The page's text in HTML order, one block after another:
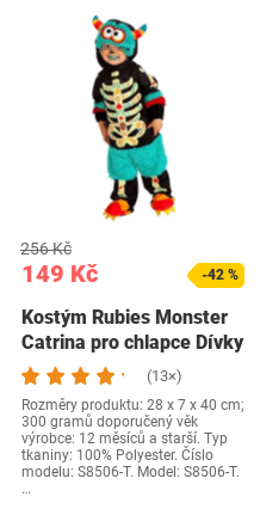
149 Kč
256 Kč
-42 %
Kostým Rubies Monster
Catrina pro chlapce Dívky
Velikost…
(13×)
Rozměry produktu: 28 x 7 x 40 cm;
300 gramů doporučený věk
výrobce: 12 měsíců a starší. Typ
tkaniny: 100% Polyester. Číslo
modelu: S8506-T. Model: S8506-T.
…